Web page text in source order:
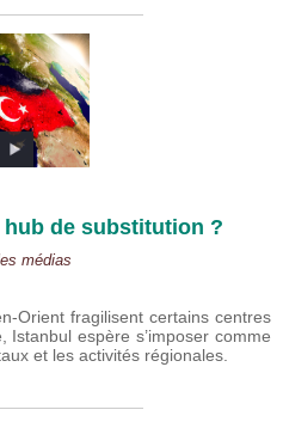
de substitution ?
médias
Orient fragilisent certains centres
espère s’imposer comme
et les activités régionales.